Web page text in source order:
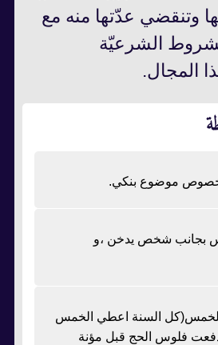
وتنقضي عدّتها منه مع
الشرعيّة
المجال.
خصوص موضوع بنكي.
بجانب شخص يدخن ،و
السنة اعطي الخمس
فلوس الحج قبل مؤنة